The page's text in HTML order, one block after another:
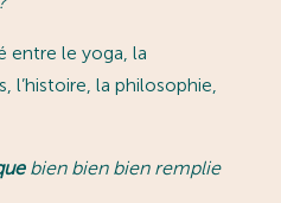
entre le yoga, la
l’histoire, la philosophie,
bien bien bien remplie